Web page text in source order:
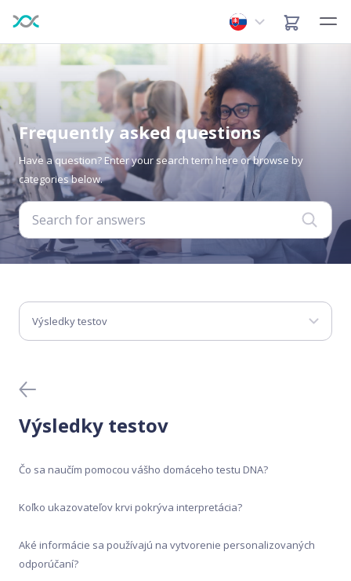
Frequently asked questions
Have a question? Enter your search term here or browse by
categories below.
Výsledky testov
Meal Analyser
Výsledky testov
Čo sa naučím pomocou vášho domáceho testu DNA?
Koľko ukazovateľov krvi pokrýva interpretácia?
Aké informácie sa používajú na vytvorenie personalizovaných
odporúčaní?